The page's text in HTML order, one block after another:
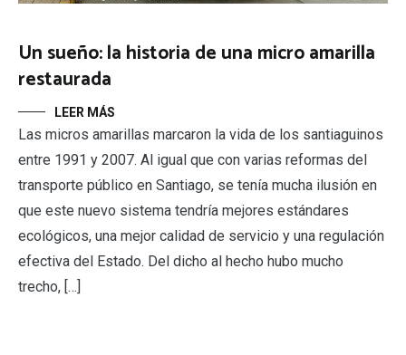
Un sueño: la historia de una micro amarilla
restaurada
LEER MÁS
Las micros amarillas marcaron la vida de los santiaguinos
entre 1991 y 2007. Al igual que con varias reformas del
transporte público en Santiago, se tenía mucha ilusión en
que este nuevo sistema tendría mejores estándares
ecológicos, una mejor calidad de servicio y una regulación
efectiva del Estado. Del dicho al hecho hubo mucho
trecho, […]